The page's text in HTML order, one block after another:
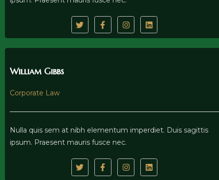
William Gibbs
Corporate Law
Nulla quis sem at nibh elementum imperdiet. Duis sagittis
ipsum. Praesent mauris fusce nec.